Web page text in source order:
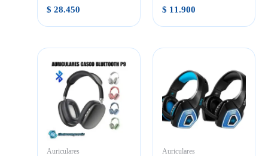
$ 28.450 $ 11.900
Auriculares Auriculares